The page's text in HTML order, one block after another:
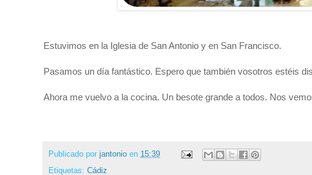
Estuvimos en la Iglesia de San Antonio y en San Francisco.
Pasamos un día fantástico. Espero que también vosotros estéis
Ahora me vuelvo a la cocina. Un besote grande a todos. Nos
Publicado por jantonio en 15:39
Etiquetas: Cádiz